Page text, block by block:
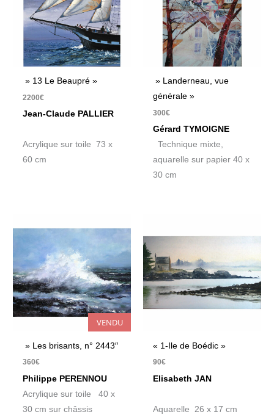
» 13 Le Beaupré »
2200€
Jean-Claude PALLIER
Acrylique sur toile 73 x
60 cm
» Landerneau, vue
générale »
300€
Gérard TYMOIGNE
Technique mixte,
aquarelle sur papier 40 x
30 cm
VENDU
» Les brisants, n° 2443″
360€
Philippe PERENNOU
Acrylique sur toile 40 x
30 cm sur châssis
« 1-Ile de Boédic »
90€
Elisabeth JAN
Aquarelle 26 x 17 cm